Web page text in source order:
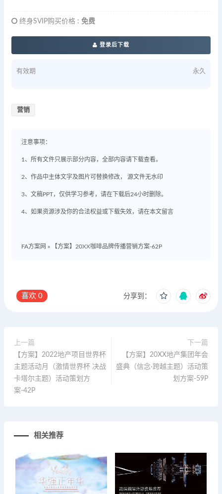
终身SVIP购买价格 : 免费
登录后下载
有效期 永久
营销
注意事项：
1、所有文件只展示部分内容，全部内容请下载查看。
2、作品中主体文字及图片可替换修改， 源文件无水印
3、文稿PPT，仅供学习参考，请在下载后24小时删除。
4、如果资源涉及你的合法权益或下载失效，请在本文留言
FA方案网 » 【方案】20XX咖啡品牌传播营销方案-62P
喜欢 0 分享到：
上一篇
【方案】2022地产项目世界杯
主题活动月（激情世界杯 决战
卡塔尔主题）活动策划方
案-42P
下一篇
【方案】20XX地产集团年会
盛典（信念·跨越主题）活动策
划方案-59P
相关推荐